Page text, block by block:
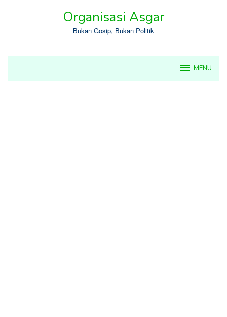
Organisasi Asgar
Bukan Gosip, Bukan Politik
MENU